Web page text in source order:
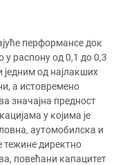
перформансе док
у распону од 0,1 до 0,3
од најлакших
а истовремено
значајна предност
у којима је
аутомобилска и
директно
повећани капацитет